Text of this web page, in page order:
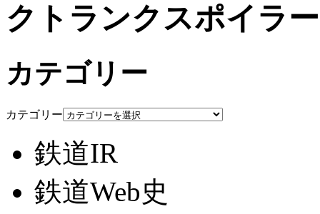
クトランクスポイラー
カテゴリー
カテゴリー
鉄道IR
鉄道Web史